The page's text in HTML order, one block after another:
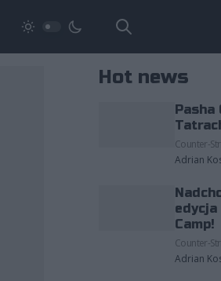
Hot news
Pasha
Counter-
Adrian
edycja
Camp!
Counter-
Adrian